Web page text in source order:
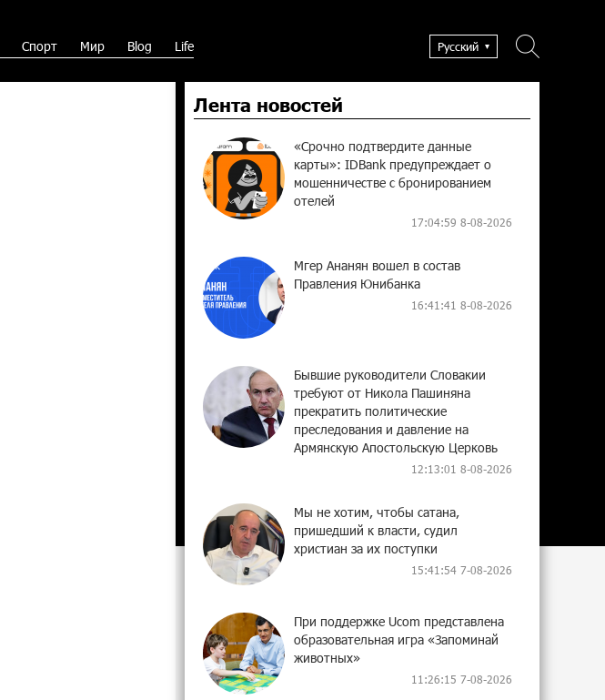
Спорт Мир Blog Life Русский
Лента новостей
«Срочно подтвердите данные
карты»: IDBank предупреждает о
мошенничестве с бронированием
отелей
17:04:59 8-08-2026
Мгер Ананян вошел в состав
Правления Юнибанка
16:41:41 8-08-2026
Бывшие руководители Словакии
требуют от Никола Пашиняна
прекратить политические
преследования и давление на
Армянскую Апостольскую Церковь
12:13:01 8-08-2026
Мы не хотим, чтобы сатана,
пришедший к власти, судил
христиан за их поступки
15:41:54 7-08-2026
При поддержке Ucom представлена
образовательная игра «Запоминай
животных»
11:26:15 7-08-2026